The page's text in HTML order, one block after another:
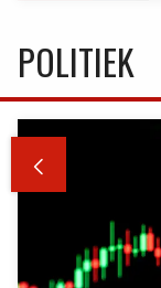
POLITIEK
